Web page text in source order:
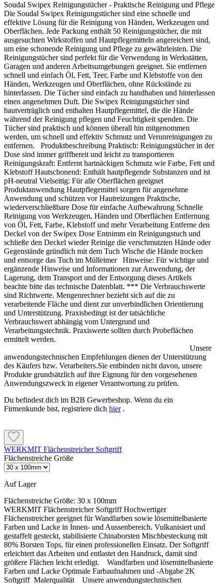
Achtung – Sicherheitshinweis:
Flüssigkeit und Dampf sind entzündbar. Dämpfe
können Schläfrigkeit und Benommenheit verursachen.
Das Produkt ist schädlich für Wasserorganismen mit
langfristiger Wirkung. Von Hitze, Funken und offenen
Flammen fernhalten, für ausreichende Lüftung sorgen
und Dämpfe sowie Spritznebel nicht einatmen. Das
aktuelle Sicherheitsdatenblatt beachten.
Dichte: ca. 1,3 g/cm³
Gebindegrößen: 375 ml, 750 ml und 2,5 L
Werkzeugreinigung: Kunstharz- oder
Universalverdünnung
Achtung – Sicherheitshinweis:
Flüssigkeit und Dampf sind entzündbar. Dämpfe können
Schläfrigkeit und Benommenheit verursachen. Das Produkt
ist schädlich für Wasserorganismen mit langfristiger Wirkung.
Von Hitze, Funken und offenen Flammen fernhalten, für
ausreichende Lüftung sorgen und Dämpfe sowie Spritznebel
nicht einatmen. Das aktuelle Sicherheitsdatenblatt beachten.
Soudal Swipex Reinigungstücher - Praktische Reinigung und Pflege
Die Soudal Swipex Reinigungstücher sind eine schnelle und
effektive Lösung für die Reinigung von Händen, Werkzeugen und
Oberflächen. Jede Packung enthält 50 Reinigungstücher, die mit
ausgesuchten Wirkstoffen und Hautpflegemitteln angereichert sind,
um eine schonende Reinigung und Pflege zu gewährleisten. Die
Reinigungstücher sind perfekt für die Verwendung in Werkstätten,
Garagen und anderen Arbeitsumgebungen geeignet. Sie entfernen
schnell und einfach Öl, Fett, Teer, Farbe und Klebstoffe von den
Händen, Werkzeugen und Oberflächen, ohne Rückstände zu
hinterlassen. Die Tücher sind einfach zu handhaben und hinterlassen
einen angenehmen Duft. Die Swipex Reinigungstücher sind
hautverträglich und enthalten Hautpflegemittel, die die Hände
während der Reinigung pflegen und Feuchtigkeit spenden. Die
Tücher sind praktisch und können überall hin mitgenommen
werden, um schnell und effektiv Schmutz und Verunreinigungen zu
entfernen. Produktbeschreibung Praktisch: Reinigungstücher in der
Dose sind immer griffbereit und leicht zu transportieren
Reinigungskraft: Entfernt hartnäckigen Schmutz wie Farbe, Fett und
Klebstoff Hautschonend: Enthält hautpflegende Substanzen und ist
pH-neutral Vielseitig: Für alle Oberflächen geeignet
Produktanwendung Hautpflegemittel sorgen für angenehme
Anwendung und schützen vor Hautreizungen Praktische,
wiederverschließbare Dose für einfache Aufbewahrung Schnelle
Reinigung von Werkzeugen, Händen und Oberflächen Entfernung
von Öl, Fett, Farbe, Klebstoff und mehr Verarbeitung Entferne den
Deckel von der Swipex Dose Entnimm ein Reinigungstuch und
schließe den Deckel wieder Reinige die verschmutzten Hände oder
Gegenstände gründlich mit dem Tuch Wische die Hände trocken
und entsorge das Tuch im Mülleimer Hinweise: Für wichtige und
ergänzende Hinweise und Informationen zur Anwendung, der
Lagerung, dem Transport und der Entsorgung dieses Artikels
beachte bitte das technische Datenblatt. *** Die Verbrauchswerte
sind Richtwerte. Mengenrechner bezieht sich auf die zu
verarbeitende Fläche und dient zur unverbindlichen Orientierung
und Unterstützung. Praxisbedingt ist der tatsächliche
Verbrauchswert abhängig vom Untergrund und
Verarbeitungstechnik. Praxiswerte sollten durch Probeflächen
ermittelt werden.
Unsere
anwendungstechnischen Empfehlungen dienen der Unterstützung
des Käufers bzw. Verarbeiters.Sie entbinden nicht davon, unsere
Produkte grundsätzlich auf ihre Eignung für den vorgesehenen
Anwendungszweck in eigener Verantwortung zu prüfen.
Du befindest dich im B2B Gewerbeshop. Wenn du ein
Firmenkunde bist, registriere dich hier.
WERKMIT Flächenstreicher Softgriff
Flächenstreiche Größe
Auf Lager
Flächenstreiche Größe: 30 x 100mm
WERKMIT Flächenstreicher Softgriff Hochwertiger
Flächenstreicher geeignet für Wandfarben sowie lösemittelbasierte
Farben und Lacke in Innen- und Aussenbereich. Vulkanisiert und
gestaffelt gesteckt, stabilisierte Chinaborsten Mischbesteckung mit
80% Borsten Tops, für einen professionellen Einsatz. Der Softgriff
erleichtert das Arbeiten und entlastet den Handruck, damit sind
größere Flächen leicht erledigt. Wandfarben und lösemittelbasierte
Farben und Lacke Optimale Farbaufnahmen und -Abgabe 2K
Softgriff Malerqualität Unsere anwendungstechnischen